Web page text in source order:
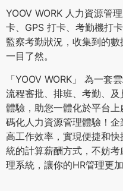
YOOV WORK 人力資源管
卡、GPS 打卡、考勤機打
監察考勤狀況，收集到的
一目了然。
「YOOV WORK」 為一套
流程審批、排班、考勤、
體驗，助您一體化於平台
碼化人力資源管理體驗！
高工作效率，實現便捷和
統的計算薪酬方式，不妨
理系統，讓你的HR管理更加